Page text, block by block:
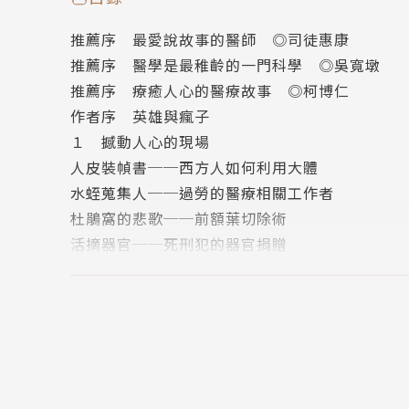
‧沒有麻醉藥劑時，怎麼止痛與手術？
‧你聽過跳舞病、武器軟膏、慈悲藥粉、安全棺材
‧英國人很喜歡拔罐治療？
‧精神病和蛀牙有關係？
‧從頭骨、面相可以判斷是不是壞人？
‧銀針可以試毒？
專文推薦
看蘇上豪醫師帶領讀者瞭解過去醫學的疏漏，真
蘇上豪醫師博覽醫療史，更以其敏銳的觀察和聯
醫療是人生必定得面對的一門功課。相信所有
推薦序 最愛說故事的醫師 ◎司徒惠康
推薦序 醫學是最稚齡的一門科學 ◎吳寬墩
推薦序 療癒人心的醫療故事 ◎柯博仁
作者序 英雄與瘋子
１ 撼動人心的現場
人皮裝幀書──西方人如何利用大體
水蛭蒐集人──過勞的醫療相關工作者
杜鵑窩的悲歌──前額葉切除術
活摘器官──死刑犯的器官捐贈